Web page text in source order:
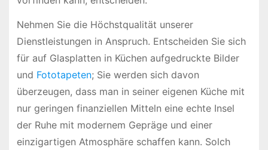
Nehmen Sie die Höchstqualität unserer
Dienstleistungen in Anspruch. Entscheiden Sie sich
für auf Glasplatten in Küchen aufgedruckte Bilder
und Fototapeten; Sie werden sich davon
überzeugen, dass man in seiner eigenen Küche mit
nur geringen finanziellen Mitteln eine echte Insel
der Ruhe mit modernem Gepräge und einer
einzigartigen Atmosphäre schaffen kann. Solch